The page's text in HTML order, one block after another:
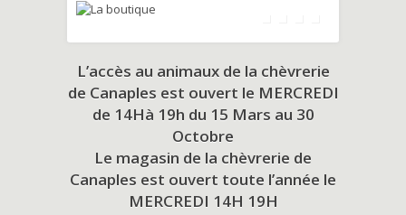
L’accès au animaux de la chèvrerie
de Canaples est ouvert le MERCREDI
de 14Hà 19h du 15 Mars au 30
Octobre
Le magasin de la chèvrerie de
Canaples est ouvert toute l’année le
MERCREDI 14H 19H